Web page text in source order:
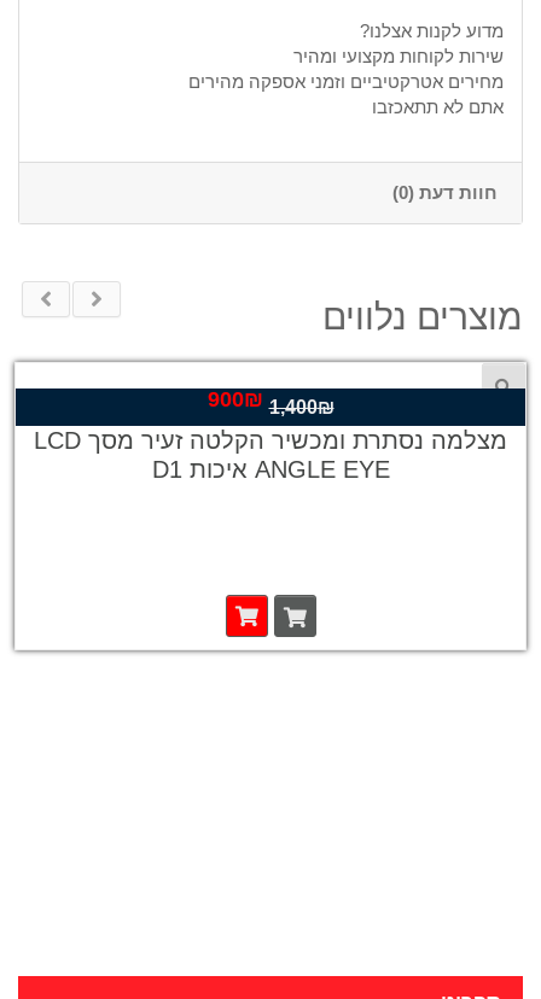
מדוע לקנות אצלנו?
שירות לקוחות מקצועי ומהיר
מחירים אטרקטיביים וזמני אספקה מהירים
אתם לא תתאכזבו
חוות דעת (0)
מוצרים נלווים
1,400₪
המחיר
המקורי
היה:
1,400₪.
900₪
המחיר
הנוכחי
הוא:
900₪.
מצלמה נסתרת ומכשיר הקלטה זעיר מסך LCD
ANGLE EYE איכות D1